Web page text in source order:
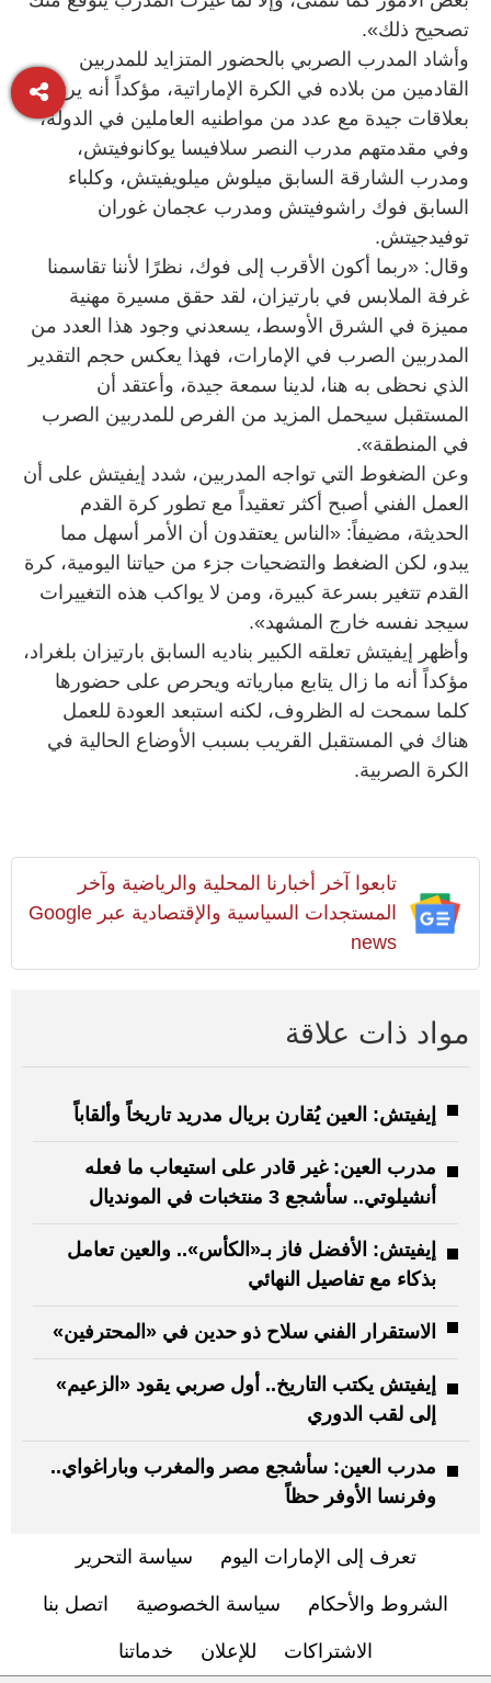
تصحيح ذلك».
وأشاد المدرب الصربي بالحضور المتزايد للمدربين
القادمين من بلاده في الكرة الإماراتية، مؤكداً أنه يرتبط
بعلاقات جيدة مع عدد من مواطنيه العاملين في الدولة،
وفي مقدمتهم مدرب النصر سلافيسا يوكانوفيتش،
ومدرب الشارقة السابق ميلوش ميلويفيتش، وكلباء
السابق فوك راشوفيتش ومدرب عجمان غوران
توفيدجيتش.
وقال: «ربما أكون الأقرب إلى فوك، نظرًا لأننا تقاسمنا
غرفة الملابس في بارتيزان، لقد حقق مسيرة مهنية
مميزة في الشرق الأوسط، يسعدني وجود هذا العدد من
المدربين الصرب في الإمارات، فهذا يعكس حجم التقدير
الذي نحظى به هنا، لدينا سمعة جيدة، وأعتقد أن
المستقبل سيحمل المزيد من الفرص للمدربين الصرب
في المنطقة».
وعن الضغوط التي تواجه المدربين، شدد إيفيتش على أن
العمل الفني أصبح أكثر تعقيداً مع تطور كرة القدم
الحديثة، مضيفاً: «الناس يعتقدون أن الأمر أسهل مما
يبدو، لكن الضغط والتضحيات جزء من حياتنا اليومية، كرة
القدم تتغير بسرعة كبيرة، ومن لا يواكب هذه التغييرات
سيجد نفسه خارج المشهد».
وأظهر إيفيتش تعلقه الكبير بناديه السابق بارتيزان بلغراد،
مؤكداً أنه ما زال يتابع مبارياته ويحرص على حضورها
كلما سمحت له الظروف، لكنه استبعد العودة للعمل
هناك في المستقبل القريب بسبب الأوضاع الحالية في
الكرة الصربية.
تابعوا آخر أخبارنا المحلية والرياضية وآخر
المستجدات السياسية والإقتصادية عبر Google
news
مواد ذات علاقة
إيفيتش: العين يُقارن بريال مدريد تاريخاً وألقاباً
مدرب العين: غير قادر على استيعاب ما فعله
أنشيلوتي.. سأشجع 3 منتخبات في المونديال
إيفيتش: الأفضل فاز بـ«الكأس».. والعين تعامل
بذكاء مع تفاصيل النهائي
الاستقرار الفني سلاح ذو حدين في «المحترفين»
إيفيتش يكتب التاريخ.. أول صربي يقود «الزعيم»
إلى لقب الدوري
مدرب العين: سأشجع مصر والمغرب وباراغواي..
وفرنسا الأوفر حظاً
تعرف إلى الإمارات اليوم سياسة التحرير
الشروط والأحكام سياسة الخصوصية اتصل بنا
الاشتراكات للإعلان خدماتنا